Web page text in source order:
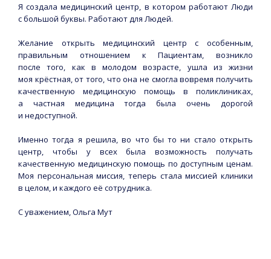
Я создала медицинский центр, в котором работают Люди
с большой буквы. Работают для Людей.
Желание открыть медицинский центр с особенным,
правильным отношением к Пациентам, возникло
после того, как в молодом возрасте, ушла из жизни
моя крёстная, от того, что она не смогла вовремя получить
качественную медицинскую помощь в поликлиниках,
а частная медицина тогда была очень дорогой
и недоступной.
Именно тогда я решила, во что бы то ни стало открыть
центр, чтобы у всех была возможность получать
качественную медицинскую помощь по доступным ценам.
Моя персональная миссия, теперь стала миссией клиники
в целом, и каждого её сотрудника.
С уважением, Ольга Мут